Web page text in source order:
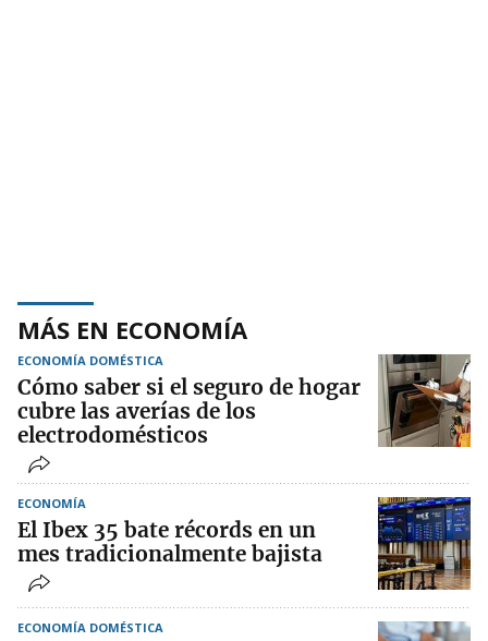
MÁS EN ECONOMÍA
ECONOMÍA DOMÉSTICA
Cómo saber si el seguro de hogar
cubre las averías de los
electrodomésticos
ECONOMÍA
El Ibex 35 bate récords en un
mes tradicionalmente bajista
ECONOMÍA DOMÉSTICA